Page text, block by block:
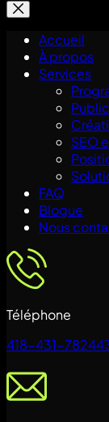
Accueil
À propos
Services
SEO
FAQ
Blogue
Nous
Téléphone
418-431-7824